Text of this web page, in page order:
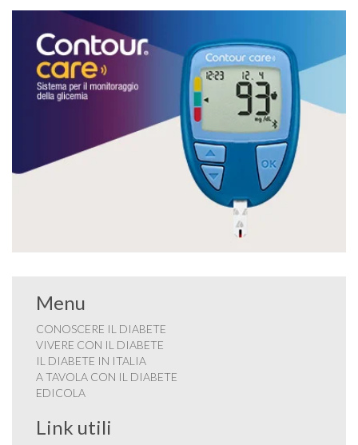
Menu
CONOSCERE IL DIABETE
VIVERE CON IL DIABETE
IL DIABETE IN ITALIA
A TAVOLA CON IL DIABETE
EDICOLA
Link utili